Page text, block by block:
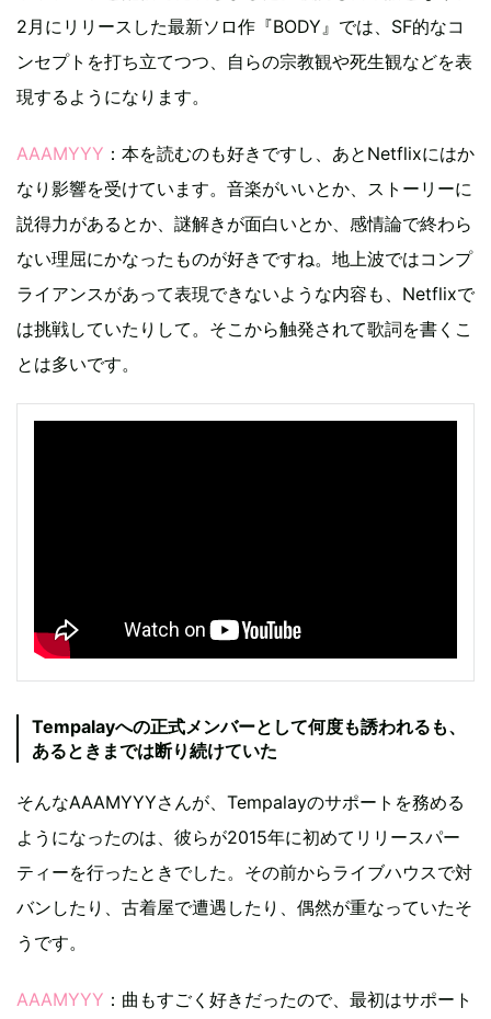
2月にリリースした最新ソロ作『BODY』では、SF的なコ
ンセプトを打ち立てつつ、自らの宗教観や死生観などを表
現するようになります。
AAAMYYY ：本を読むのも好きですし、あとNetflixにはか
なり影響を受けています。音楽がいいとか、ストーリーに
説得力があるとか、謎解きが面白いとか、感情論で終わら
ない理屈にかなったものが好きですね。地上波ではコンプ
ライアンスがあって表現できないような内容も、Netflixで
は挑戦していたりして。そこから触発されて歌詞を書くこ
とは多いです。
Tempalayへの正式メンバーとして何度も誘われるも、
あるときまでは断り続けていた
そんなAAAMYYYさんが、Tempalayのサポートを務める
ようになったのは、彼らが2015年に初めてリリースパー
ティーを行ったときでした。その前からライブハウスで対
バンしたり、古着屋で遭遇したり、偶然が重なっていたそ
うです。
AAAMYYY ：曲もすごく好きだったので、最初はサポート